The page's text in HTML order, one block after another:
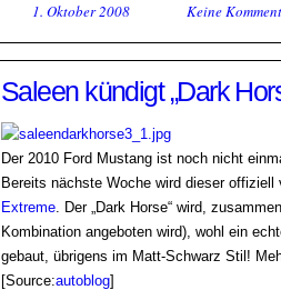
1. Oktober 2008 Keine
Saleen kündigt „Dark
Der 2010 Ford Mustang ist noch nicht
Bereits nächste Woche wird dieser
Extreme. Der „Dark Horse“ wird,
Kombination angeboten wird), wohl ein
gebaut, übrigens im Matt-Schwarz Stil!
[Source:autoblog]